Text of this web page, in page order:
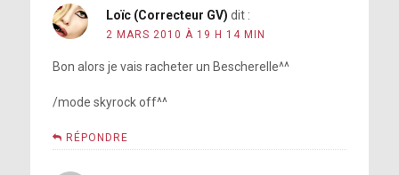
Loïc (Correcteur GV) dit :
2 MARS 2010 À 19 H 14 MIN
Bon alors je vais racheter un Bescherelle^^
/mode skyrock off^^
RÉPONDRE